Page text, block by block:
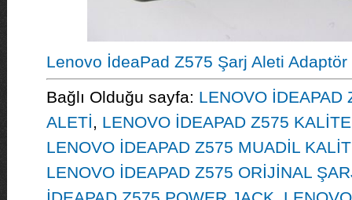
Lenovo İdeaPad Z575 Şarj Aleti
Bağlı Olduğu sayfa: LENOVO İDEAPAD
ALETİ, LENOVO İDEAPAD Z575
LENOVO İDEAPAD Z575 MUADİL
LENOVO İDEAPAD Z575 ORİJİNAL